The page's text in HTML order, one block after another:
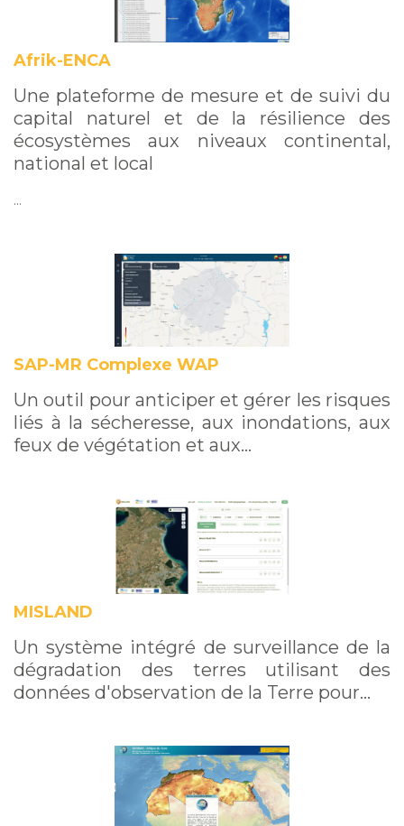
Afrik-ENCA
Une plateforme de mesure et de suivi du
capital naturel et de la résilience des
écosystèmes aux niveaux continental,
national et local
…
SAP-MR Complexe WAP
Un outil pour anticiper et gérer les risques
liés à la sécheresse, aux inondations, aux
feux de végétation et aux…
MISLAND
Un système intégré de surveillance de la
dégradation des terres utilisant des
données d'observation de la Terre pour…